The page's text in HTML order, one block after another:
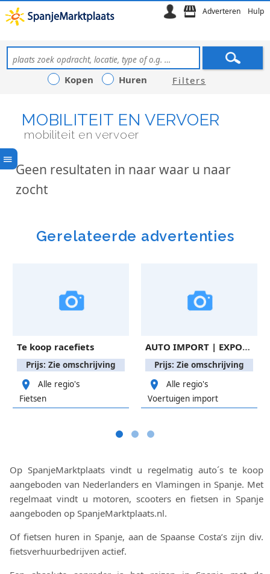
Adverteren Hulp
Kopen Huren Filters
MOBILITEIT EN VERVOER
mobiliteit en vervoer
Geen resultaten in naar waar u naar
zocht
Gerelateerde advertenties
Te koop racefiets
Prijs: Zie omschrijving
Alle regio's
Fietsen
AUTO IMPORT | EXPORT | ITV KEURINGEN | TRANSPORT ETC..
Prijs: Zie omschrijving
Alle regio's
Voertuigen import
Op SpanjeMarktplaats vindt u regelmatig auto´s te koop
aangeboden van Nederlanders en Vlamingen in Spanje. Met
regelmaat vindt u motoren, scooters en fietsen in Spanje
aangeboden op SpanjeMarktplaats.nl.
Of fietsen huren in Spanje, aan de Spaanse Costa’s zijn div.
fietsverhuurbedrijven actief.